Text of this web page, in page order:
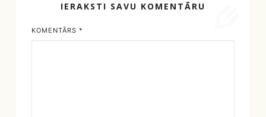
IERAKSTI SAVU KOMENTĀRU
KOMENTĀRS *